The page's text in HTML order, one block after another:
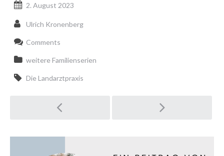
2. August 2023
Ulrich Kronenberg
Comments
weitere Familienserien
Die Landarztpraxis
Post
navigation